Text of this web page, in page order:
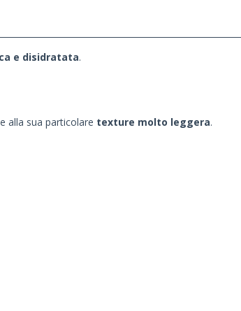
e disidratata.
alla sua particolare texture molto leggera.